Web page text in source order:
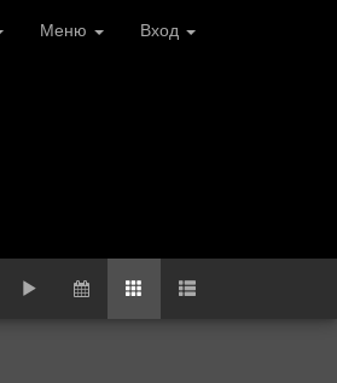
Меню Вход